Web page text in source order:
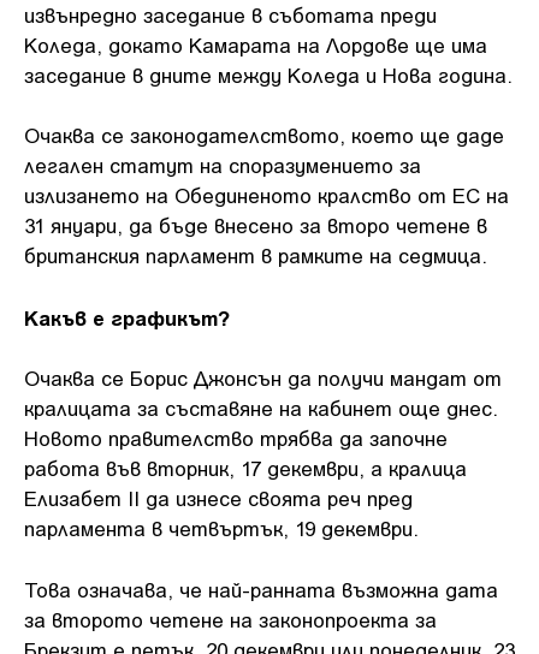
извънредно заседание в съботата преди
Коледа, докато Камарата на Лордове ще има
заседание в дните между Коледа и Нова година.
Очаква се законодателството, което ще даде
легален статут на споразумението за
излизането на Обединеното кралство от ЕС на
31 януари, да бъде внесено за второ четене в
британския парламент в рамките на седмица.
Какъв е графикът?
Очаква се Борис Джонсън да получи мандат от
кралицата за съставяне на кабинет още днес.
Новото правителство трябва да започне
работа във вторник, 17 декември, а кралица
Елизабет II да изнесе своята реч пред
парламента в четвъртък, 19 декември.
Това означава, че най-ранната възможна дата
за второто четене на законопроекта за
Брекзит е петък, 20 декември или понеделник, 23